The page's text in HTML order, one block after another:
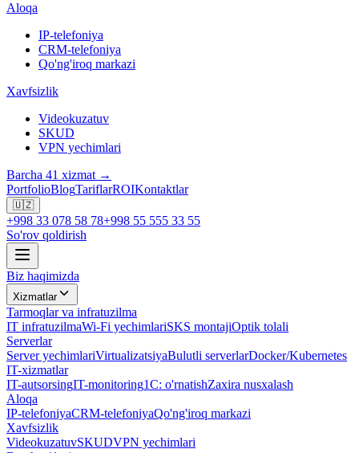
Aloqa
IP-telefoniya
CRM-telefoniya
Qo'ng'iroq markazi
Xavfsizlik
Videokuzatuv
SKUD
VPN yechimlari
Barcha 41 xizmat →
PortfolioBlogTariflarROIKontaktlar
🇺🇿
+998 33 078 58 78+998 55 555 33 55
So'rov qoldirish
Biz haqimizda
Xizmatlar
Tarmoqlar va infratuzilma
IT infratuzilmaWi-Fi yechimlariSKS montajiOptik tolali
Serverlar
Server yechimlariVirtualizatsiyaBulutli serverlarDocker/Kubernetes
IT-xizmatlar
IT-autsorsingIT-monitoring1C: o'rnatishZaxira nusxalash
Aloqa
IP-telefoniyaCRM-telefoniyaQo'ng'iroq markazi
Xavfsizlik
VideokuzatuvSKUDVPN yechimlari